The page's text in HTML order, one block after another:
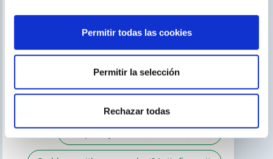
Permitir todas las cookies
Permitir la selección
Rechazar todas
TE PUEDE INTERESAR
El blog de Gre
Buscar instalador
Servicio de postventa
Catálogo Gre / Zodiac